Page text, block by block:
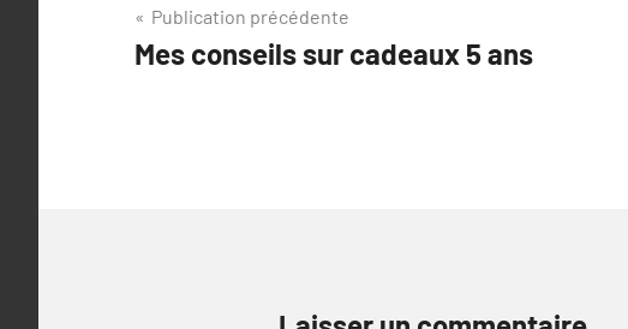
Navigation
de
Publication précédente
Mes conseils sur cadeaux 5 ans